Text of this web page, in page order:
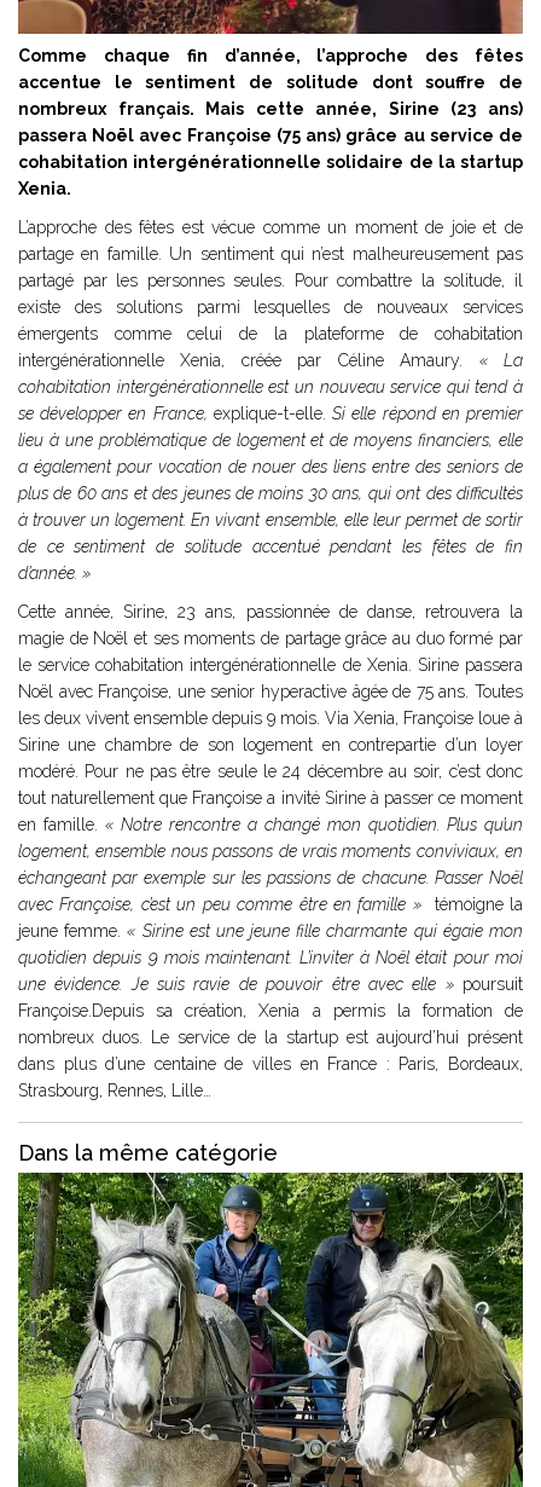
Comme chaque fin d’année, l’approche des fêtes
accentue le sentiment de solitude dont souffre de
nombreux français. Mais cette année, Sirine (23 ans)
passera Noël avec Françoise (75 ans) grâce au service de
cohabitation intergénérationnelle solidaire de la startup
Xenia.
L’approche des fêtes est vécue comme un moment de joie et de
partage en famille. Un sentiment qui n’est malheureusement pas
partagé par les personnes seules. Pour combattre la solitude, il
existe des solutions parmi lesquelles de nouveaux services
émergents comme celui de la plateforme de cohabitation
intergénérationnelle Xenia, créée par Céline Amaury. « La
cohabitation intergénérationnelleest un nouveau service qui tend à
se développer en France, explique-t-elle.Si elle répond en premier
lieu à une problématique de logement et de moyens financiers, elle
a également pour vocation de nouer des liens entre des seniors de
plus de 60 ans et des jeunes de moins 30 ans, qui ont des difficultés
à trouver un logement. En vivant ensemble, elle leur permet de sortir
de ce sentiment de solitude accentué pendant les fêtes de fin
d’année. »
Cette année, Sirine, 23 ans, passionnée de danse, retrouvera la
magie de Noël et ses moments de partage grâce au duo formé par
le service cohabitation intergénérationnelle de Xenia. Sirine passera
Noël avec Françoise, une senior hyperactive âgée de 75 ans. Toutes
les deux vivent ensemble depuis 9 mois. Via Xenia, Françoise loue à
Sirine une chambre de son logement en contrepartie d’un loyer
modéré. Pour ne pas être seule le 24 décembre au soir, c’est donc
tout naturellement que Françoise a invité Sirine à passer ce moment
en famille. « Notre rencontre a changé mon quotidien. Plus qu’un
logement, ensemble nouspassons de vrais moments conviviaux, en
échangeant par exemple sur les passions de chacune. Passer Noël
avec Françoise, c’est un peu comme être en famille »
témoigne la
jeune femme.« Sirine est une jeune fille charmante qui égaie mon
quotidien depuis 9 mois maintenant. L’inviter à Noël était pour moi
une évidence. Je suis ravie de pouvoir être avec elle » poursuit
Françoise.Depuis sa création, Xenia a permis la formation de
nombreux duos. Le service de la startup est aujourd’hui présent
dans plus d’une centaine de villes en France : Paris, Bordeaux,
Strasbourg, Rennes, Lille…
Dans la même catégorie